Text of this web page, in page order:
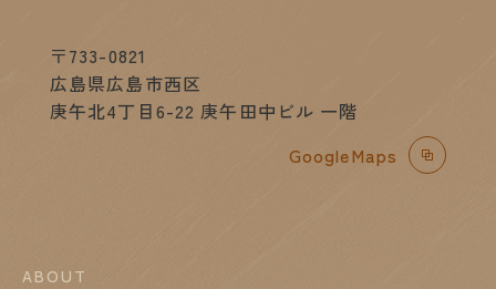
〒733-0821
広島県広島市西区
庚午北4丁目6-22 庚午田中ビル 一階
GoogleMaps
ABOUT